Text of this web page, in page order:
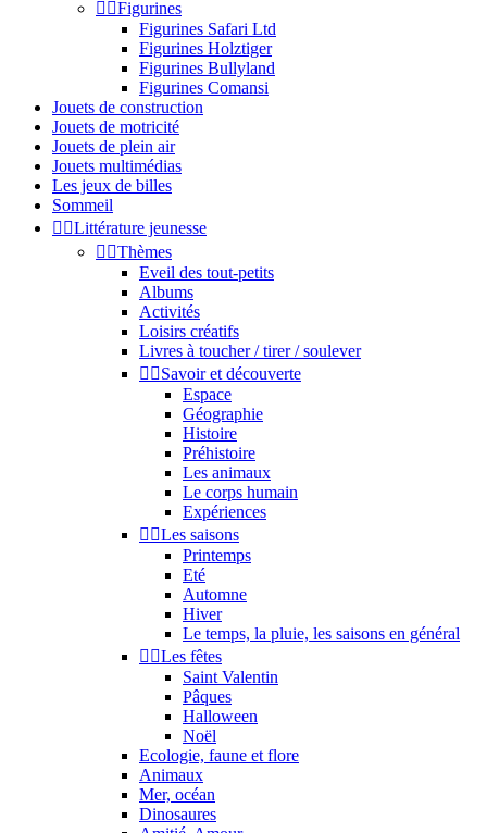
 Figurines
Figurines Safari Ltd
Figurines Holztiger
Figurines Bullyland
Figurines Comansi
Jouets de construction
Jouets de motricité
Jouets de plein air
Jouets multimédias
Les jeux de billes
Sommeil
 Littérature jeunesse
 Thèmes
Eveil des tout-petits
Albums
Activités
Loisirs créatifs
Livres à toucher / tirer / soulever
 Savoir et découverte
Espace
Géographie
Histoire
Préhistoire
Les animaux
Le corps humain
Expériences
 Les saisons
Printemps
Eté
Automne
Hiver
Le temps, la pluie, les saisons en général
 Les fêtes
Saint Valentin
Pâques
Halloween
Noël
Ecologie, faune et flore
Animaux
Mer, océan
Dinosaures